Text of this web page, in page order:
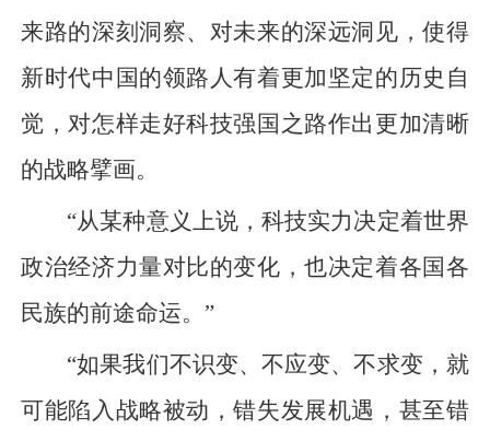
来路的深刻洞察、对未来的深远洞见，使得
新时代中国的领路人有着更加坚定的历史自
觉，对怎样走好科技强国之路作出更加清晰
的战略擘画。
“从某种意义上说，科技实力决定着世界
政治经济力量对比的变化，也决定着各国各
民族的前途命运。”
“如果我们不识变、不应变、不求变，就
可能陷入战略被动，错失发展机遇，甚至错